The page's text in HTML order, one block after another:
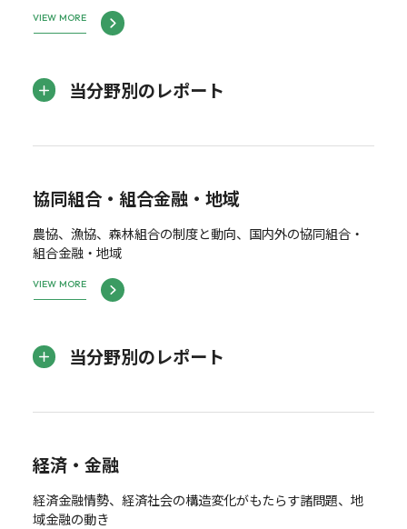
VIEW MORE
当分野別のレポート
協同組合・組合金融・地域
農協、漁協、森林組合の制度と動向、国内外の協同組合・
組合金融・地域
VIEW MORE
当分野別のレポート
経済・金融
経済金融情勢、経済社会の構造変化がもたらす諸問題、地
域金融の動き